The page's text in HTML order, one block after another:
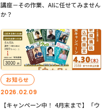
講座－その作業、AIに任せてみません
か？
2026.02.09
お知らせ
【キャンペーン中！ 4月末まで】「ウ